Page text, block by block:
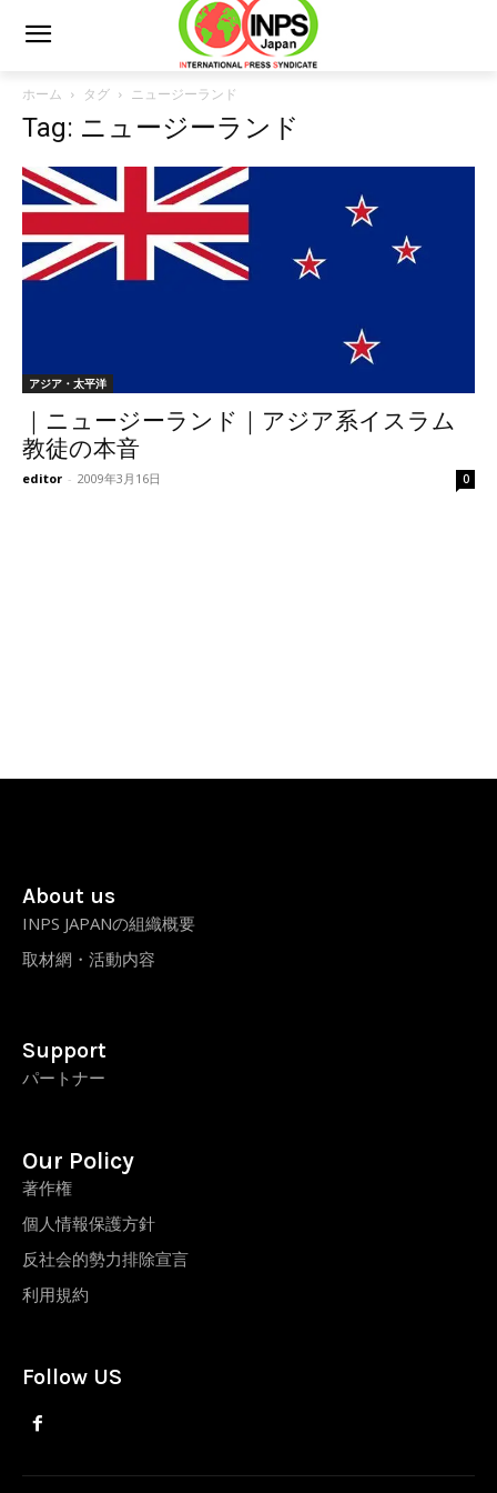
ホーム タグ ニュージーランド
Tag: ニュージーランド
アジア・太平洋
｜ニュージーランド｜アジア系イスラム
教徒の本音
editor - 2009年3月16日 0
About us
INPS JAPANの組織概要
取材網・活動内容
Support
パートナー
Our Policy
著作権
個人情報保護方針
反社会的勢力排除宣言
利用規約
Follow US